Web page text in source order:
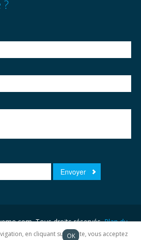
Tous droits réservés.Plan du
en cliquant sur ce site, vous acceptez
OK